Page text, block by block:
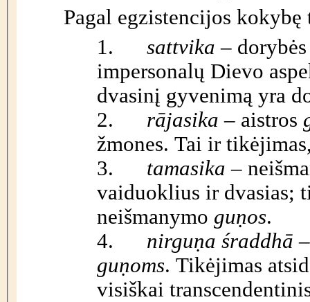
Pagal egzistencijos
1.
sattvika –
impersonalų Dievo
dvasinį gyvenimą yra
2.
rājasika – aistros
žmones. Tai ir
3.
tamasika –
vaiduoklius ir dvasias;
neišmanymo guṇos.
4.
nirguṇa śraddhā
guṇoms. Tikėjimas
visiškai